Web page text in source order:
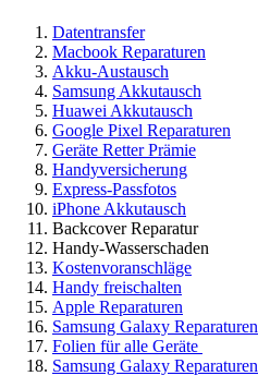
Datentransfer
Macbook Reparaturen
Akku-Austausch
Samsung Akkutausch
Huawei Akkutausch
Google Pixel Reparaturen
Geräte Retter Prämie
Handyversicherung
Express-Passfotos
iPhone Akkutausch
Backcover Reparatur
Handy-Wasserschaden
Kostenvoranschläge
Handy freischalten
Apple Reparaturen
Samsung Galaxy Reparaturen
Folien für alle Geräte
Samsung Galaxy Reparaturen